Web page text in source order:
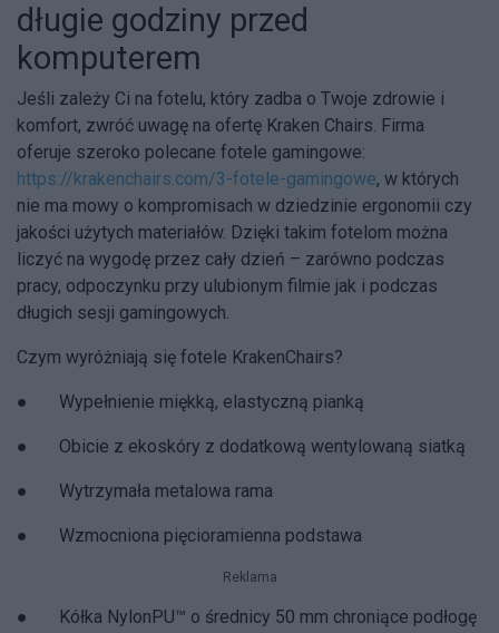
długie godziny przed
komputerem
Jeśli zależy Ci na fotelu, który zadba o Twoje zdrowie i
komfort, zwróć uwagę na ofertę Kraken Chairs. Firma
oferuje szeroko polecane fotele gamingowe:
https://krakenchairs.com/3-fotele-gamingowe, w których
nie ma mowy o kompromisach w dziedzinie ergonomii czy
jakości użytych materiałów. Dzięki takim fotelom można
liczyć na wygodę przez cały dzień – zarówno podczas
pracy, odpoczynku przy ulubionym filmie jak i podczas
długich sesji gamingowych.
Czym wyróżniają się fotele KrakenChairs?
● Wypełnienie miękką, elastyczną pianką
● Obicie z ekoskóry z dodatkową wentylowaną siatką
● Wytrzymała metalowa rama
● Wzmocniona pięcioramienna podstawa
Reklama
● Kółka NylonPU™ o średnicy 50 mm chroniące podłogę